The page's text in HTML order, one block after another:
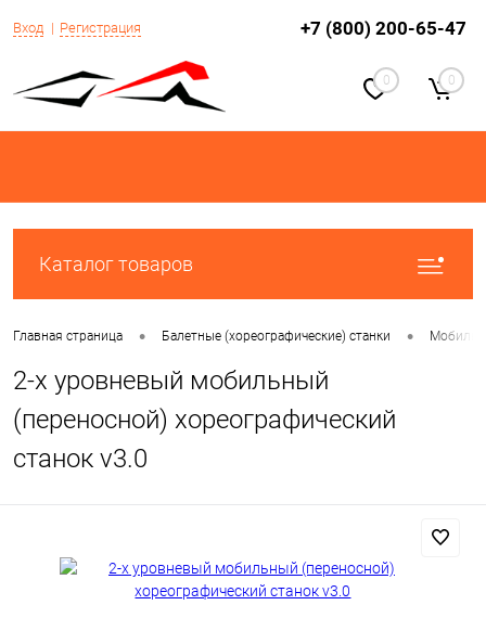
Вход Регистрация +7 (800) 200-65-47
0 0
Каталог товаров
Главная страница • Балетные (хореографические) станки •
2-х уровневый мобильный
(переносной) хореографический
станок v3.0